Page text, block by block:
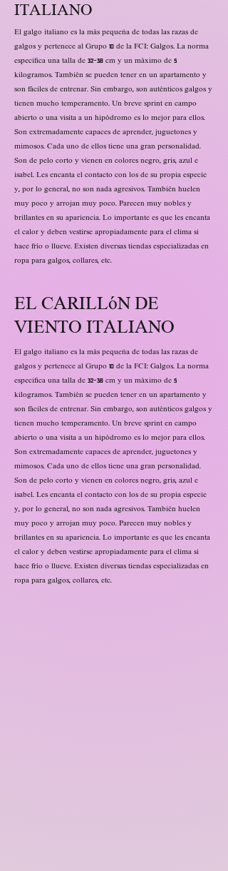
ITALIANO
El galgo italiano es la más pequeña de todas las razas de
galgos y pertenece al Grupo 10 de la FCI: Galgos. La norma
especifica una talla de 32-38 cm y un máximo de 5
kilogramos. También se pueden tener en un apartamento y
son fáciles de entrenar. Sin embargo, son auténticos galgos y
tienen mucho temperamento. Un breve sprint en campo
abierto o una visita a un hipódromo es lo mejor para ellos.
Son extremadamente capaces de aprender, juguetones y
mimosos. Cada uno de ellos tiene una gran personalidad.
Son de pelo corto y vienen en colores negro, gris, azul e
isabel. Les encanta el contacto con los de su propia especie
y, por lo general, no son nada agresivos. También huelen
muy poco y arrojan muy poco. Parecen muy nobles y
brillantes en su apariencia. Lo importante es que les encanta
el calor y deben vestirse apropiadamente para el clima si
hace frío o llueve. Existen diversas tiendas especializadas en
ropa para galgos, collares, etc.
EL CARILLÓN DE
VIENTO ITALIANO
El galgo italiano es la más pequeña de todas las razas de
galgos y pertenece al Grupo 10 de la FCI: Galgos. La norma
especifica una talla de 32-38 cm y un máximo de 5
kilogramos. También se pueden tener en un apartamento y
son fáciles de entrenar. Sin embargo, son auténticos galgos y
tienen mucho temperamento. Un breve sprint en campo
abierto o una visita a un hipódromo es lo mejor para ellos.
Son extremadamente capaces de aprender, juguetones y
mimosos. Cada uno de ellos tiene una gran personalidad.
Son de pelo corto y vienen en colores negro, gris, azul e
isabel. Les encanta el contacto con los de su propia especie
y, por lo general, no son nada agresivos. También huelen
muy poco y arrojan muy poco. Parecen muy nobles y
brillantes en su apariencia. Lo importante es que les encanta
el calor y deben vestirse apropiadamente para el clima si
hace frío o llueve. Existen diversas tiendas especializadas en
ropa para galgos, collares, etc.